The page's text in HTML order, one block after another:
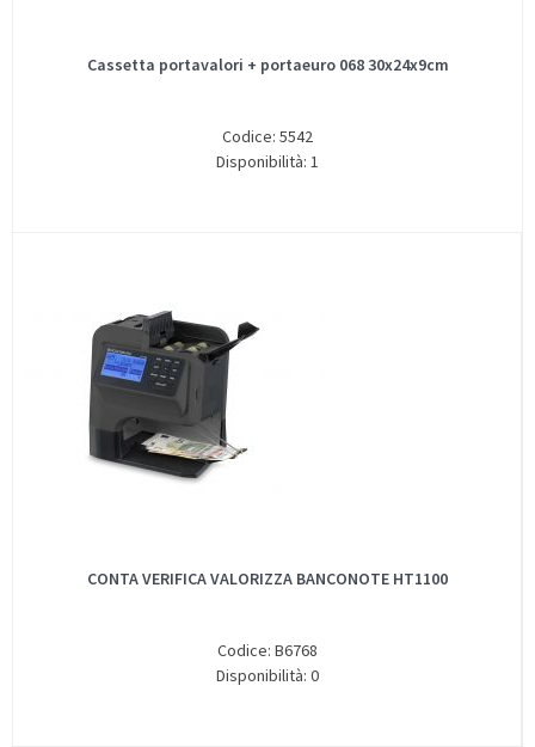
Cassetta portavalori + portaeuro 068 30x24x9cm
Codice: 5542
Disponibilità: 1
CONTA VERIFICA VALORIZZA BANCONOTE HT1100
Codice: B6768
Disponibilità: 0